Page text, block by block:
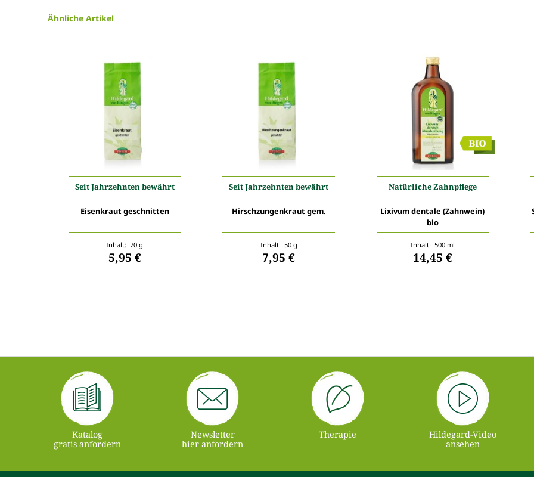
Ähnliche Artikel
Seit Jahrzehnten bewährt
Eisenkraut geschnitten
Inhalt: 70 g
5,95 €
Seit Jahrzehnten bewährt
Hirschzungenkraut gem.
Inhalt: 50 g
7,95 €
Natürliche Zahnpflege
Lixivum dentale (Zahnwein)
bio
Inhalt: 500 ml
14,45 €
Katalog
gratis anfordern
Newsletter
hier anfordern
Therapie
Hildegard-Video
ansehen